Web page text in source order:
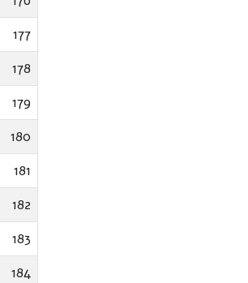
177
178
179
180
181
182
183
184